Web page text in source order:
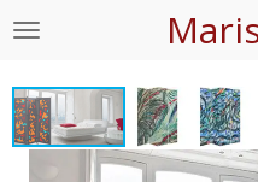
Vai
contenuto
principale